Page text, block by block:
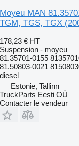
Moyeu MAN
TGM, TGS, TGX
178,23 € HT
Suspension - moyeu
81.35701-0155
81.50803-0021
diesel
Estonie, Tallinn
TruckParts Eesti OÜ
Contacter le vendeur